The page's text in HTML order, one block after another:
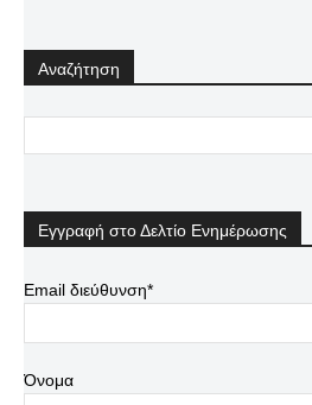
Αναζήτηση
Εγγραφή στο Δελτίο Ενημέρωσης
Email διεύθυνση*
Όνομα